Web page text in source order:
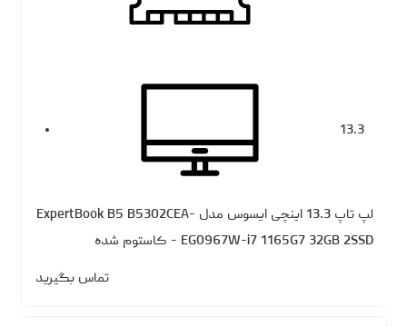
13.3
لپ تاپ 13.3 اینچی ایسوس مدل ExpertBook B5 B5302CEA-
EG0967W-i7 1165G7 32GB 2SSD - کاستوم شده
تماس بگیرید